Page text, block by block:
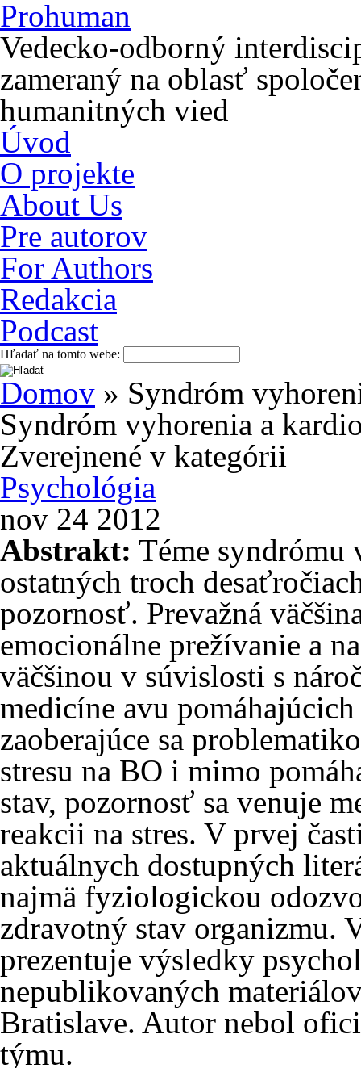
Prohuman
Vedecko-odborný
zameraný na oblasť
humanitných vied
Úvod
O projekte
About Us
Pre autorov
For Authors
Redakcia
Podcast
Hľadať na tomto webe:
Domov » Syndróm
Syndróm vyhorenia a
Zverejnené v kategórii
Psychológia
nov 24 2012
Abstrakt: Téme
ostatných troch
pozornosť. Prevažná
emocionálne prežívanie a
väčšinou v súvislosti s
medicíne avu
zaoberajúce sa
stresu na BO i mimo
stav, pozornosť sa venuje
reakcii na stres. V prvej
aktuálnych dostupných
najmä fyziologickou
zdravotný stav organizmu.
prezentuje výsledky
nepublikovaných
Bratislave. Autor nebol
týmu.